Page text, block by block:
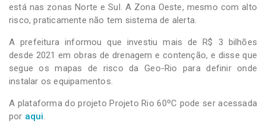
está nas zonas Norte e Sul. A Zona Oeste, mesmo com alto
risco, praticamente não tem sistema de alerta.
A prefeitura informou que investiu mais de R$ 3 bilhões
desde 2021 em obras de drenagem e contenção, e disse que
segue os mapas de risco da Geo-Rio para definir onde
instalar os equipamentos.
A plataforma do projeto Projeto Rio 60ºC pode ser acessada
por aqui